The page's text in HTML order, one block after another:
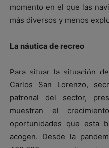
momento en el que las
más diversos y menos
La náutica de recreo
Para situar la situación
Carlos San Lorenzo,
patronal del sector,
muestran el
oportunidades que esta
acogen. Desde la